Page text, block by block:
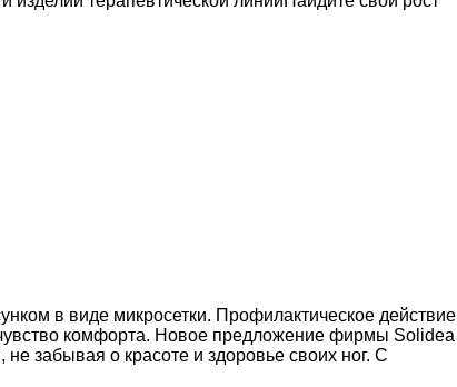
в виде микросетки. Профилактическое действие
комфорта. Новое предложение фирмы Solidea
не забывая о красоте и здоровье своих ног. С